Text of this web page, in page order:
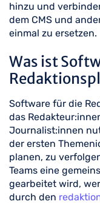
hinzu und
dem CMS und
einmal zu ersetzen.
Was ist
Software für die
das
Journalist:innen
der ersten
planen, zu
Teams eine
gearbeitet wird,
durch den